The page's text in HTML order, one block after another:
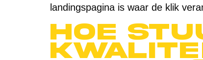
landingspagina is waar de klik
Hoe